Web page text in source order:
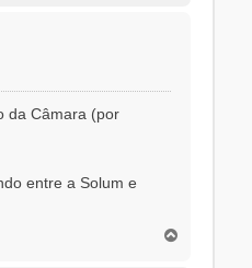
da Câmara (por
entre a Solum e